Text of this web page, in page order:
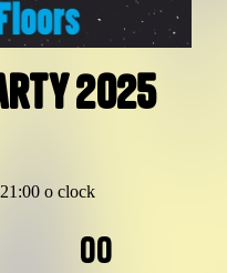
2025
o clock
00